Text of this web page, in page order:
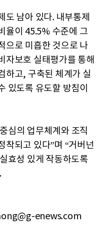
도 남아 있다. 내부통제
율이 45.5% 수준에 그
으로 미흡한 것으로 나
자보호 실태평가를 통해
하고, 구축된 체계가 실
있도록 유도할 방침이
심의 업무체계와 조직
착되고 있다”며 “거버넌
효성 있게 작동하도록
enews.com